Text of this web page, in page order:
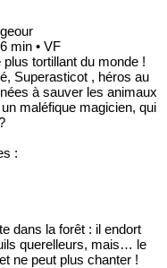
min • VF
tortillant du monde !
Superasticot , héros au
à sauver les animaux
maléfique magicien, qui
:
dans la forêt : il endort
querelleurs, mais… le
ne peut plus chanter !